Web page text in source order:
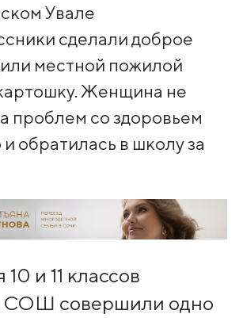
Увале
сделали доброе
местной пожилой
Женщина не
проблем со здоровьем
и обратилась в школу за
и 11 классов
СОШ совершили одно